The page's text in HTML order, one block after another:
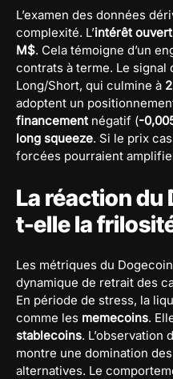
L’examen des données
complexité. L’intérêt ouvert
M$. Cela témoigne d’un
contrats à terme. Le signal
Long/Short, qui culmine à
adoptent un
financementnégatif (-
long squeeze. Si le prix
forcées pourraient
La réaction du
t-elle la
Les métriques du
dynamique de retrait des
En période de stress, la
comme les memecoins.
stablecoins. L’observation
montre une domination
alternatives. Le